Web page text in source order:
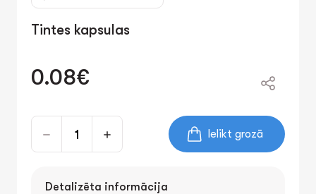
Tintes kapsulas
0.08€
Ielikt grozā
Detalizēta informācija